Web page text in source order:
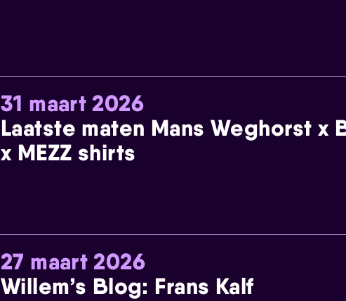
31 maart 2026
Laatste maten Mans Weghorst x
x MEZZ shirts
27 maart 2026
Willem’s Blog: Frans Kalf